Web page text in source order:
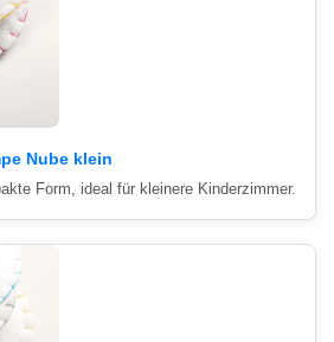
Nube klein
Form, ideal für kleinere Kinderzimmer.